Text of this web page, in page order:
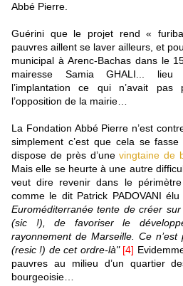
Abbé Pierre.
Guérini que le projet rend «
pauvres aillent se laver ailleurs, et
municipal à Arenc-Bachas dans le
mairesse Samia GHALI... lieu
l’implantation ce qui n’avait
l’opposition de la mairie…
La Fondation Abbé Pierre n’est
simplement c’est que cela se
dispose de près d’unevingtaine de
Mais elle se heurte à une autre
veut dire revenir dans le périmètre
comme le dit Patrick PADOVANI
Euroméditerranée tente de créer
(sic !), de favoriser le
rayonnement de Marseille. Ce n’est
(resic !) de cet ordre-là" [4]
pauvres au milieu d’un quartier
bourgeoisie…